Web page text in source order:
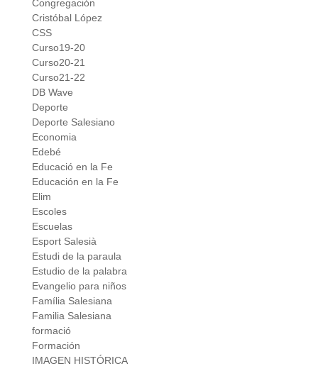
Congregación
Cristóbal López
CSS
Curso19-20
Curso20-21
Curso21-22
DB Wave
Deporte
Deporte Salesiano
Economia
Edebé
Educació en la Fe
Educación en la Fe
Elim
Escoles
Escuelas
Esport Salesià
Estudi de la paraula
Estudio de la palabra
Evangelio para niños
Família Salesiana
Familia Salesiana
formació
Formación
IMAGEN HISTÓRICA